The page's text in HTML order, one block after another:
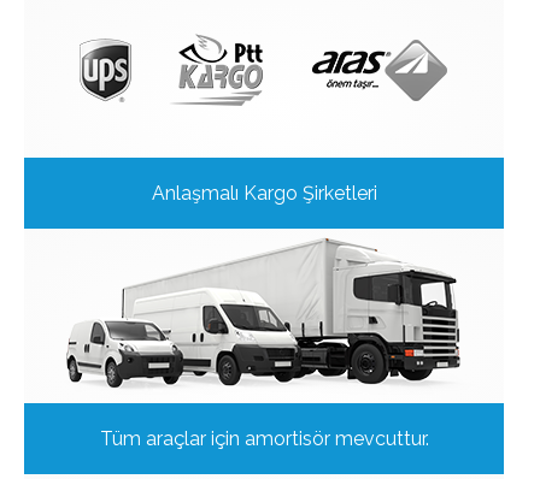
Anlaşmalı Kargo Şirketleri
Tüm araçlar için amortisör mevcuttur.